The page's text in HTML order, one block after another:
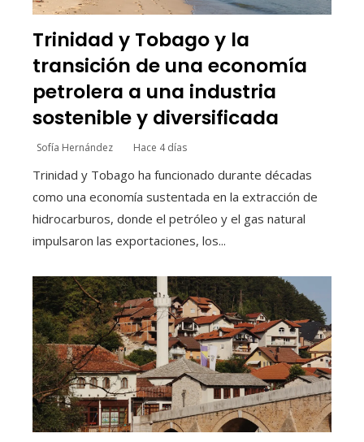
Trinidad y Tobago y la
transición de una economía
petrolera a una industria
sostenible y diversificada
Sofía Hernández Hace 4 días
Trinidad y Tobago ha funcionado durante décadas
como una economía sustentada en la extracción de
hidrocarburos, donde el petróleo y el gas natural
impulsaron las exportaciones, los...